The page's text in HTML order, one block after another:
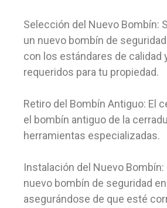
Selección del Nuevo Bombín:
un nuevo bombín de
con los estándares de calidad
requeridos para tu propiedad.
Retiro del Bombín Antiguo: El
el bombín antiguo de la
herramientas especializadas.
Instalación del Nuevo Bombín:
nuevo bombín de seguridad
asegurándose de que esté